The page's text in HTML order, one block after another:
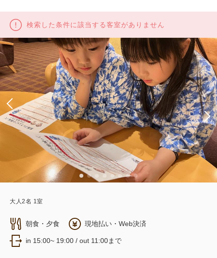
検索した条件に該当する客室がありません
大人 2名 1 室
朝食・夕食 現地払い・Web決済
in 15:00~ 19:00 / out 11:00まで